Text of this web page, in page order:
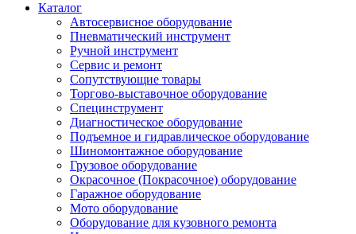
Каталог
Автосервисное оборудование
Пневматический инструмент
Ручной инструмент
Сервис и ремонт
Сопутствующие товары
Торгово-выставочное оборудование
Специнструмент
Диагностическое оборудование
Подъемное и гидравлическое оборудование
Шиномонтажное оборудование
Грузовое оборудование
Окрасочное (Покрасочное) оборудование
Гаражное оборудование
Мото оборудование
Оборудование для кузовного ремонта